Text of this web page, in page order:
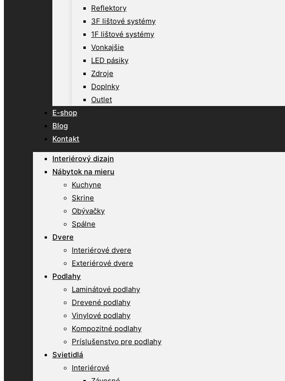
Reflektory
3F lištové systémy
1F lištové systémy
Vonkajšie
LED pásiky
Zdroje
Doplnky
Outlet
E-shop
Blog
Kontakt
Interiérový dizajn
Nábytok na mieru
Kuchyne
Skrine
Obývačky
Spálne
Dvere
Interiérové dvere
Exteriérové dvere
Podlahy
Laminátové podlahy
Drevené podlahy
Vinylové podlahy
Kompozitné podlahy
Príslušenstvo pre podlahy
Svietidlá
Interiérové